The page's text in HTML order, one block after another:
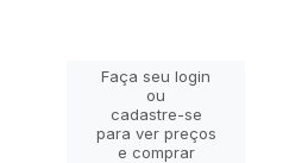
Faça seu login
ou
cadastre-se
para ver preços
e comprar